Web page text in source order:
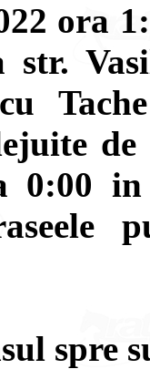
ora
str.
de
0:00 in
spre